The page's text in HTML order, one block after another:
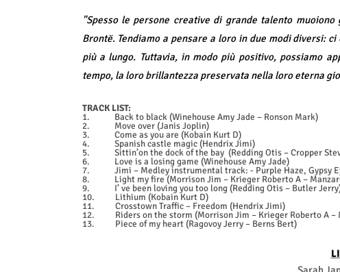
"Spesso le persone creative di grande talento
Brontë. Tendiamo a pensare a loro in due modi diversi:
più a lungo. Tuttavia, in modo più positivo, possiamo
tempo, la loro brillantezza preservata nella loro eterna
TRACK LIST:
1. Back to black (Winehouse Amy Jade – Ronson Mark)
2. Move over (Janis Joplin)
3. Come as you are (Kobain Kurt D)
4. Spanish castle magic (Hendrix Jimi)
5. Sittin’on the dock of the bay (Redding Otis – Cropper
6. Love is a losing game (Winehouse Amy Jade)
7. Jimi – Medley instrumental track: - Purple Haze, Gypsy
8. Light my fire (Morrison Jim – Krieger Roberto A –
9. I’ ve been loving you too long (Redding Otis – Butler
10. Lithium (Kobain Kurt D)
11. Crosstown Traffic – Freedom (Hendrix Jimi)
12. Riders on the storm (Morrison Jim – Krieger Roberto A –
13. Piece of my heart (Ragovoy Jerry – Berns Bert)